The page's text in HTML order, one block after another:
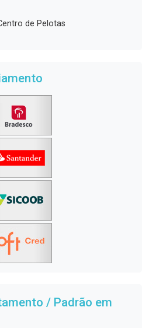
de Pelotas
/ Padrão em